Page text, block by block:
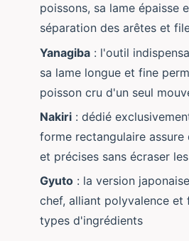
poissons, sa lame épaisse
séparation des arêtes et
Yanagiba : l'outil
sa lame longue et fine
poisson cru d'un seul
Nakiri : dédié
forme rectangulaire
et précises sans écraser
Gyuto : la version
chef, alliant polyvalence et
types d'ingrédients